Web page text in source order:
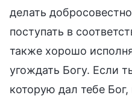
делать
поступать в
также хорошо
угождать Богу. Если
которую дал тебе